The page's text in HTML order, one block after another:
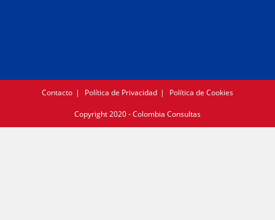
Contacto Política de Privacidad Política de Cookies
Copyright 2020 - Colombia Consultas